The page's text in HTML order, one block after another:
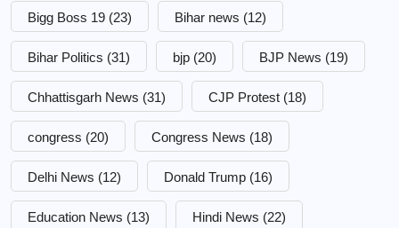
Bigg Boss 19 (23) Bihar news (12)
Bihar Politics (31) bjp (20) BJP News (19)
Chhattisgarh News (31) CJP Protest (18)
congress (20) Congress News (18)
Delhi News (12) Donald Trump (16)
Education News (13) Hindi News (22)